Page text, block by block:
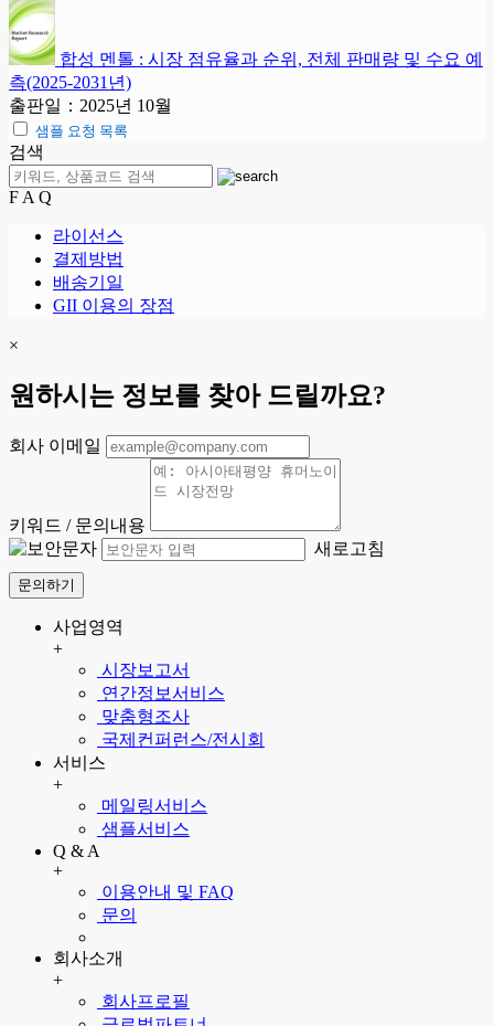
합성 멘톨 : 시장 점유율과 순위, 전체 판매량 및 수요 예
측(2025-2031년)
출판일：2025년 10월
샘플 요청 목록
검색
F A Q
라이선스
결제방법
배송기일
GII 이용의 장점
×
원하시는 정보를 찾아 드릴까요?
회사 이메일
키워드 / 문의내용
새로고침
문의하기
사업영역
+
시장보고서
연간정보서비스
맞춤형조사
국제컨퍼런스/전시회
서비스
+
메일링서비스
샘플서비스
Q & A
+
이용안내 및 FAQ
문의
회사소개
+
회사프로필